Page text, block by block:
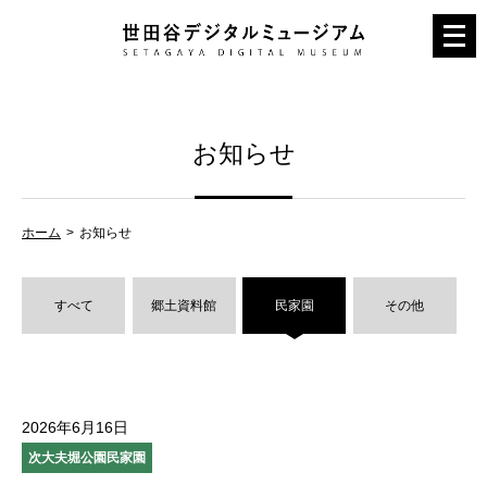
メ
ニ
お知らせ
ホーム お知らせ
すべて 郷土資料館 民家園 その他
2026年6月16日
次大夫堀公園民家園